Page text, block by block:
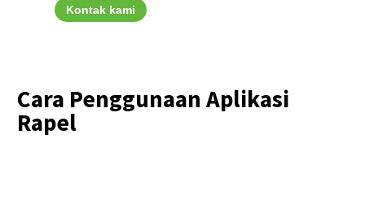
Kontak kami
Cara Penggunaan Aplikasi
Rapel